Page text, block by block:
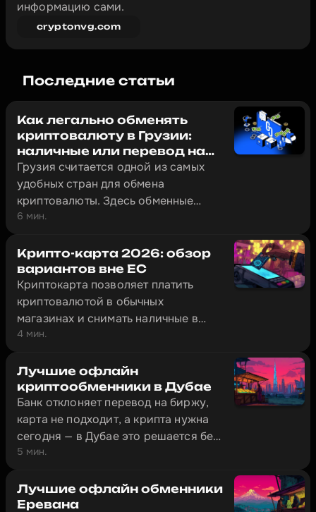
информацию сами.
cryptonvg.com
Последние статьи
Как легально обменять
криптовалюту в Грузии:
наличные или перевод на
банковский счёт (2026)
Грузия считается одной из самых
удобных стран для обмена
криптовалюты. Здесь обменные
сервисы работают под надзором
получить наличные за USDT в
Тбилиси можно за несколько минут.
6 мин.
Крипто-карта 2026: обзор
вариантов вне ЕС
Криптокарта позволяет платить
криптовалютой в обычных
магазинах и снимать наличные в
банкоматах — в Тбилиси, Алматы,
Обзор четырёх карт, которые
реально работают за пределами ЕС:
Bybit Card, Crypto.com, CoinW и
Volet.
4 мин.
Лучшие офлайн
криптообменники в Дубае
Банк отклоняет перевод на биржу,
карта не подходит, а крипта нужна
сегодня — в Дубае это решается без
лишней бюрократии. В городе
физическими офисами, где
наличные меняют на криптовалюту
5 мин.
Лучшие офлайн обменники
Еревана